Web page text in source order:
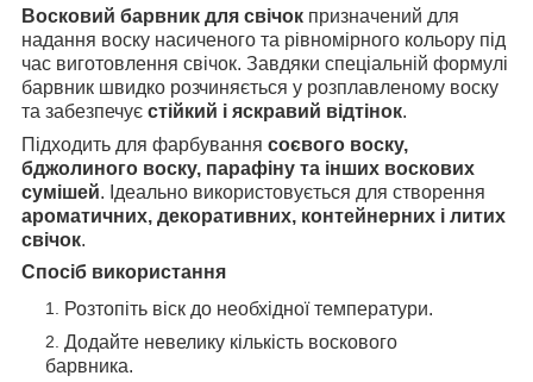
Восковий барвник для свічок призначений для
надання воску насиченого та рівномірного кольору під
час виготовлення свічок. Завдяки спеціальній формулі
барвник швидко розчиняється у розплавленому воску
та забезпечує стійкий і яскравий відтінок.
Підходить для фарбування соєвого воску,
бджолиного воску, парафіну та інших воскових
сумішей. Ідеально використовується для створення
ароматичних, декоративних, контейнерних і литих
свічок.
Спосіб використання
Розтопіть віск до необхідної температури.
Додайте невелику кількість воскового
барвника.